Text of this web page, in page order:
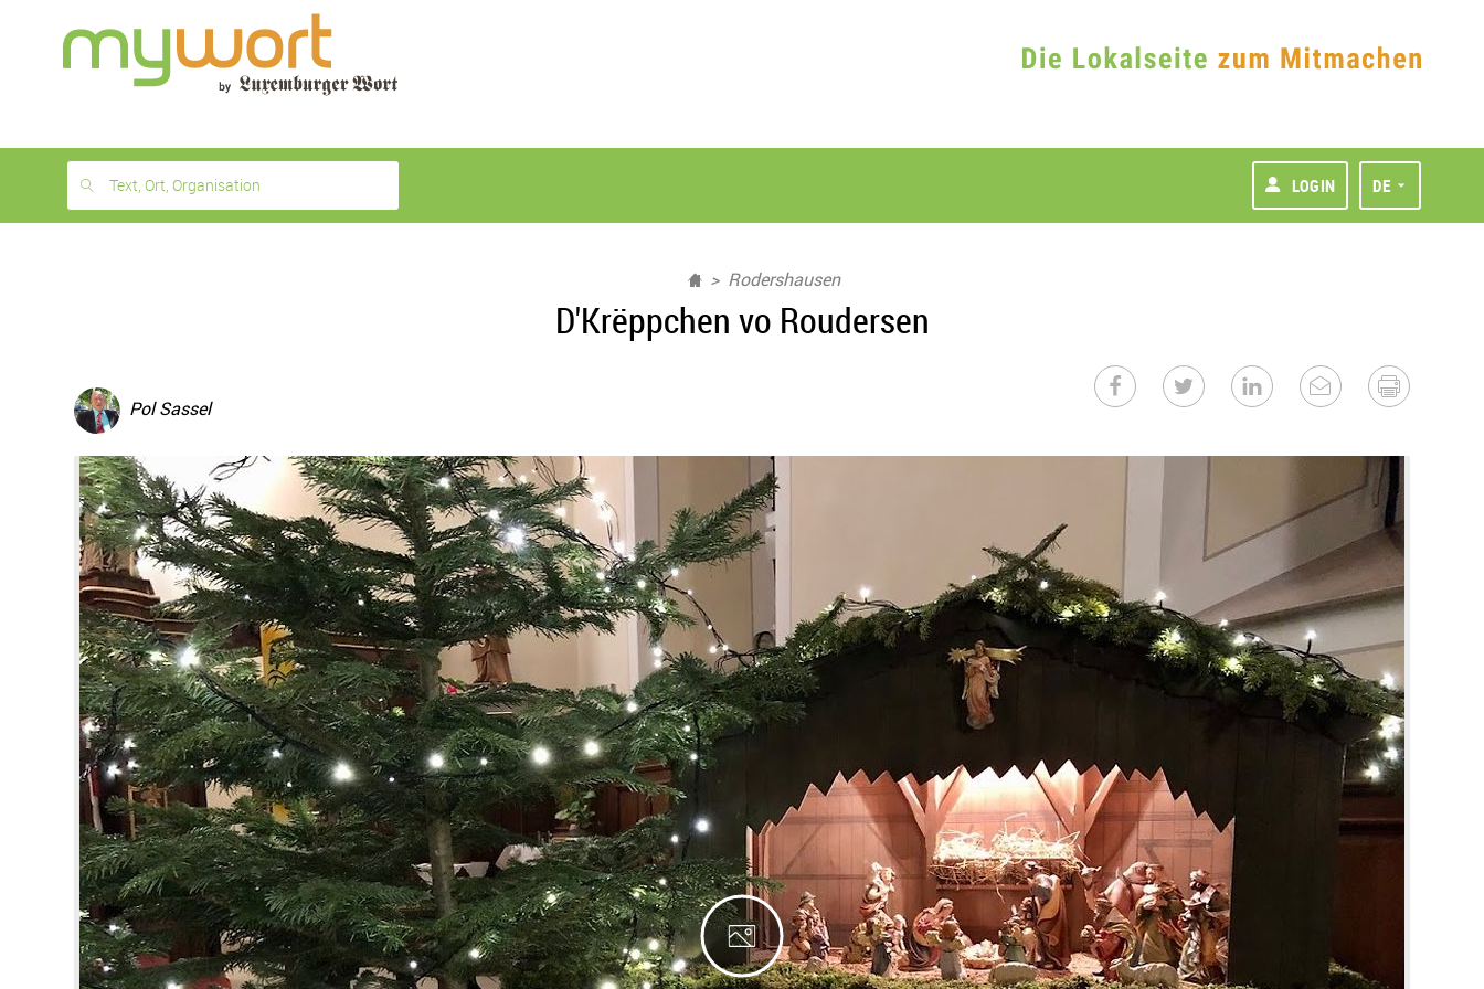
month
free
Text, Ort, Organisation LOGIN DE
Rodershausen
D'Krëppchen vo Roudersen
Pol Sassel